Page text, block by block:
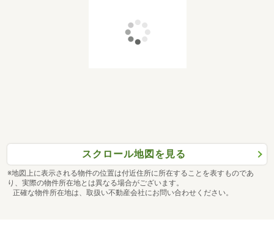
スクロール地図を見る
※地図上に表示される物件の位置は付近住所に所在することを表すものであ
り、実際の物件所在地とは異なる場合がございます。
正確な物件所在地は、取扱い不動産会社にお問い合わせください。